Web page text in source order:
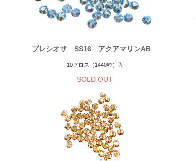
プレシオサ SS16 アクアマリンAB
10グロス（1440粒）入
SOLD OUT